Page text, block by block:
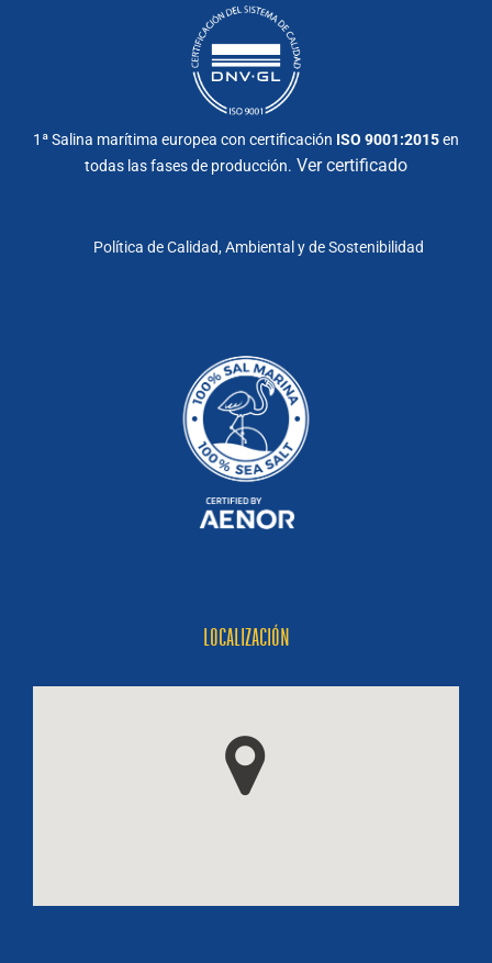
1ª Salina marítima europea con certificación ISO 9001:2015en
todas las fases de producción. Ver certificado
Política de Calidad, Ambiental y de Sostenibilidad
LOCALIZACIÓN